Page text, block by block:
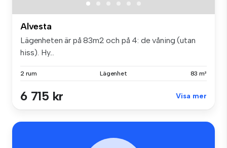
Alvesta
Lägenheten är på 83m2 och på 4: de våning (utan
hiss). Hy...
2 rum Lägenhet 83 m²
6 715 kr Visa mer